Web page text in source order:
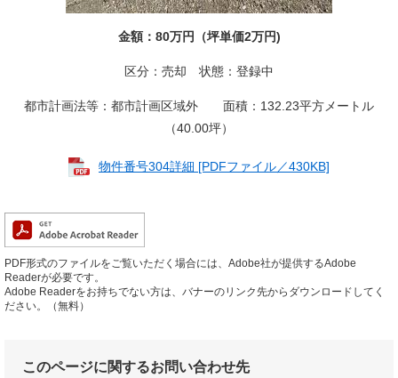
金額：80万円（坪単価2万円)
区分：売却 状態：登録中
都市計画法等：都市計画区域外 面積：132.23平方メートル
（40.00坪）
物件番号304詳細 [PDFファイル／430KB]
PDF形式のファイルをご覧いただく場合には、Adobe社が提供するAdobe
Readerが必要です。
Adobe Readerをお持ちでない方は、バナーのリンク先からダウンロードしてく
ださい。（無料）
このページに関するお問い合わせ先